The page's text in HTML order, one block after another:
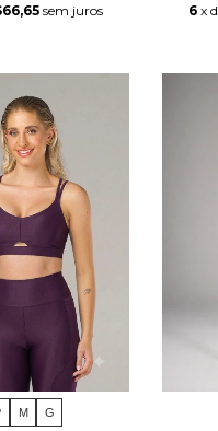
sem juros 6 x
M G